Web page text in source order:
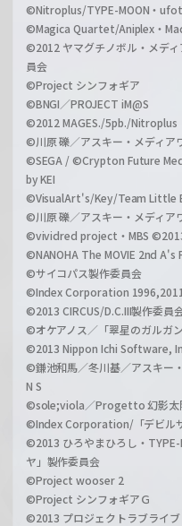
©Nitroplus/TYPE-MOON・
©Magica Quartet/Aniplex・
©2012 ヤマグチノボル・メデ
員会
©Project シンフォギア
©BNGI／PROJECT iM@S
©2012 MAGES./5pb./Nitroplus
©川原 礫／アスキー・メディア
©SEGA / ©Crypton Future
by KEI
©VisualArt's/Key/Team Little
©川原 礫／アスキー・メディア
©vividred project・MBS ©2013
©NANOHA The MOVIE 2nd A's
©サイコパス製作委員会
©Index Corporation 1996,2011
©2013 CIRCUS/D.C.III製作委員
©オケアノス／「翠星のガルガ
©2013 Nippon Ichi Software,
©鎌池和馬／冬川基／アスキー
N S
©sole;viola／Progetto 幻影太
©Index Corporation/「デビル
©2013 ひろやまひろし・
ヤ」製作委員会
©Project wooser 2
©Project シンフォギアＧ
©2013 プロジェクトラブライブ